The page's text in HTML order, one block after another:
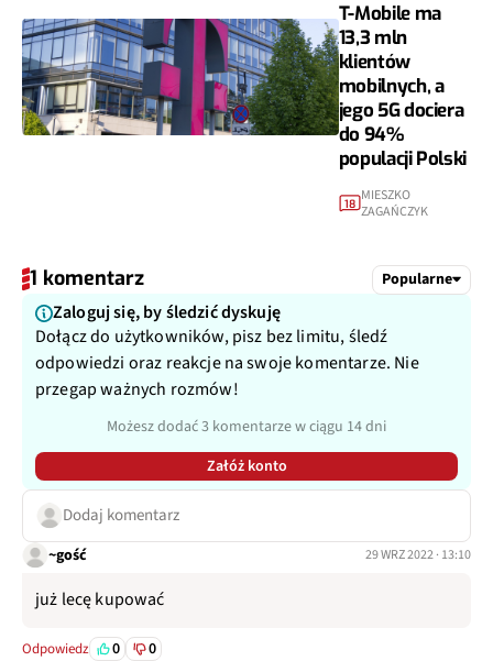
T-Mobile ma
13,3 mln
klientów
mobilnych, a
jego 5G dociera
do 94%
populacji Polski
18 MIESZKO
ZAGAŃCZYK
1 komentarz Popularne
Zaloguj się, by śledzić dyskuję
Dołącz do użytkowników, pisz bez limitu, śledź
odpowiedzi oraz reakcje na swoje komentarze. Nie
przegap ważnych rozmów!
Możesz dodać 3 komentarze w ciągu 14 dni
Załóż konto
Dodaj komentarz
~gość 29 WRZ 2022 · 13:10
już lecę kupować
Odpowiedz 0 0